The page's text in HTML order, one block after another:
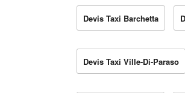
Devis Taxi Barchetta
Devis Taxi Ville-Di-Paraso